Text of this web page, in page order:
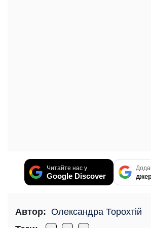
Читайте нас у
Google Discover
Автор: Олександра Торохтій